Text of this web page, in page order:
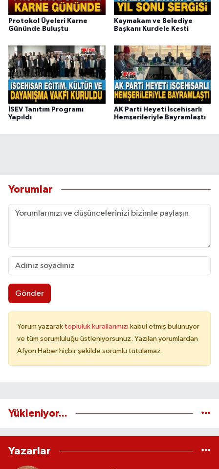
Protokol Üyeleri Karne
Gününde Buluştu
Kaymakam ve Belediye
Başkanı Kurdele Kesti
İSEV Tanıtım Programı
Yapıldı
AK Parti Heyeti İscehisarlı
Hemşerileriyle Bayramlaştı
Yorumlar
Gönder
Yorum yazarak topluluk kurallarımızı kabul etmiş bulunuyor
ve tüm sorumluluğu üstleniyorsunuz. Yazılan yorumlardan
Afyon Haber hiçbir şekilde sorumlu tutulamaz.
Yükleniyor...
Yazarlar